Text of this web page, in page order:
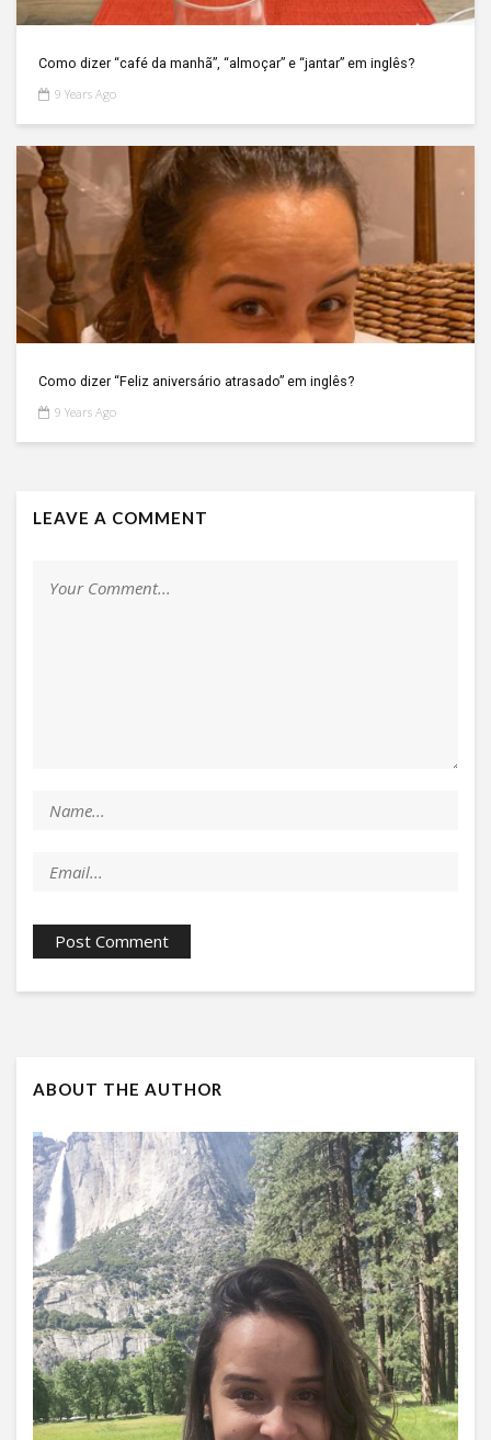
Como dizer “café da manhã”, “almoçar” e “jantar” em inglês?
9 Years Ago
Como dizer “Feliz aniversário atrasado” em inglês?
9 Years Ago
LEAVE A COMMENT
ABOUT THE AUTHOR